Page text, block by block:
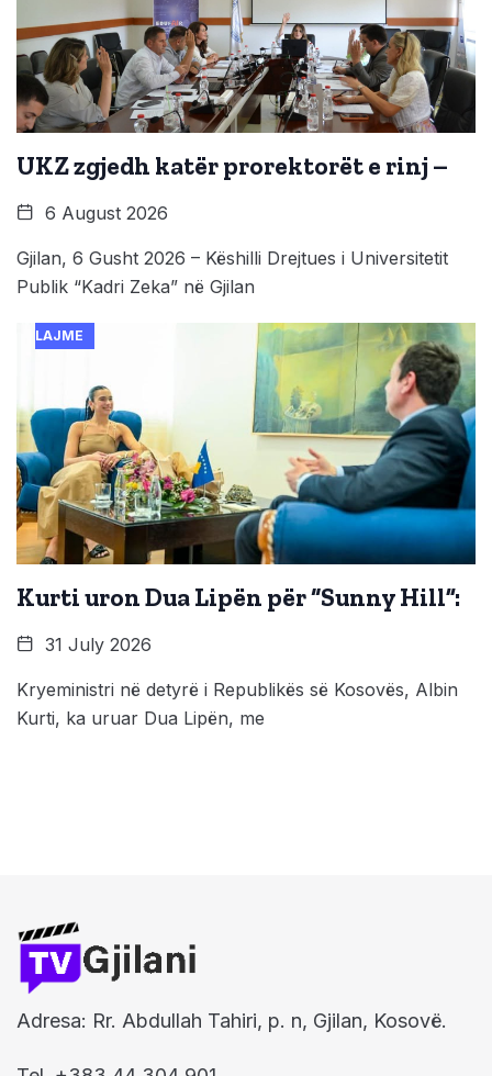
UKZ zgjedh katër prorektorët e rinj –
6 August 2026
Gjilan, 6 Gusht 2026 – Këshilli Drejtues i Universitetit
Publik “Kadri Zeka” në Gjilan
LAJME
Kurti uron Dua Lipën për “Sunny Hill”:
31 July 2026
Kryeministri në detyrë i Republikës së Kosovës, Albin
Kurti, ka uruar Dua Lipën, me
Adresa: Rr. Abdullah Tahiri, p. n, Gjilan, Kosovë.